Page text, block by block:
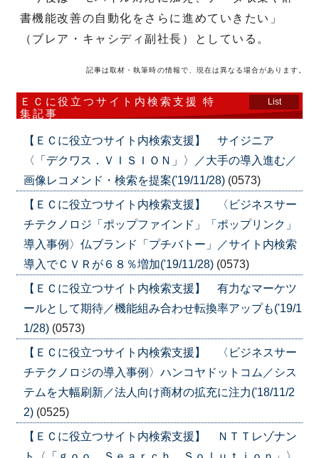
書機能改善の自動化をさらに進めていきたい」
（ブレア・キャシディ副社長）としている。
記事は取材・執筆時の情報で、現在は異なる場合があります。
ＥＣに役立つサイト内検索支援 特
集記事
List
【ＥＣに役立つサイト内検索支援】 サイジニア
〈「デクワス．ＶＩＳＩＯＮ」〉／大手の導入進む／
画像レコメンド・検索を提案('19/11/28) (0573)
【ＥＣに役立つサイト内検索支援】 〈ビジネスサー
チテクノロジ「ポップファインド」「ポップリンク」
導入事例〉仏ブランド「プチバトー」／サイト内検索
導入でＣＶＲが６８％増加('19/11/28) (0573)
【ＥＣに役立つサイト内検索支援】 有力なマーケツ
ールとして期待／機能組み合わせ転換率アップも('19/1
1/28) (0573)
【ＥＣに役立つサイト内検索支援】 〈ビジネスサー
チテクノロジの導入事例〉ハンコヤドットコム／シス
テムを大幅刷新／法人向け商材の拡充に注力('18/11/2
2) (0525)
【ＥＣに役立つサイト内検索支援】 ＮＴＴレゾナン